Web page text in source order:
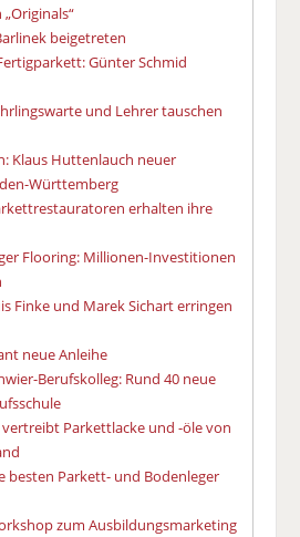
beigetreten
Günter Schmid
und Lehrer tauschen
Klaus Huttenlauch neuer
Württemberg
erhalten ihre
Flooring: Millionen-Investitionen
Finke und Marek Sichart erringen
neue Anleihe
Berufskolleg: Rund 40 neue
Parkettlacke und -öle von
besten Parkett- und Bodenleger
zum Ausbildungsmarketing